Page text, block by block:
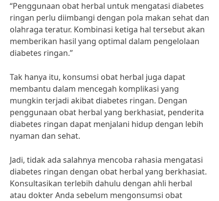
“Penggunaan obat herbal untuk mengatasi diabetes
ringan perlu diimbangi dengan pola makan sehat dan
olahraga teratur. Kombinasi ketiga hal tersebut akan
memberikan hasil yang optimal dalam pengelolaan
diabetes ringan.”
Tak hanya itu, konsumsi obat herbal juga dapat
membantu dalam mencegah komplikasi yang
mungkin terjadi akibat diabetes ringan. Dengan
penggunaan obat herbal yang berkhasiat, penderita
diabetes ringan dapat menjalani hidup dengan lebih
nyaman dan sehat.
Jadi, tidak ada salahnya mencoba rahasia mengatasi
diabetes ringan dengan obat herbal yang berkhasiat.
Konsultasikan terlebih dahulu dengan ahli herbal
atau dokter Anda sebelum mengonsumsi obat